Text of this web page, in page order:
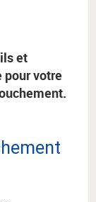
et
pour votre